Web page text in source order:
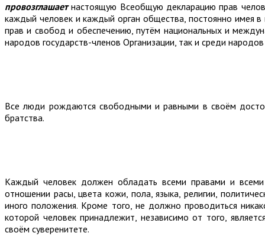
провозглашаетнастоящую Всеобщую декларацию прав
каждый человек и каждый орган общества, постоянно имея
прав и свобод и обеспечению, путём национальных и
народов государств-членов Организации, так и среди
Все люди рождаются свободными и равными в своём
братства.
Каждый человек должен обладать всеми правами и
отношении расы, цвета кожи, пола, языка, религии,
иного положения. Кроме того, не должно проводиться
которой человек принадлежит, независимо от того,
своём суверенитете.